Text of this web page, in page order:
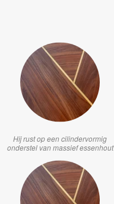
Hij rust op een cilindervormig
onderstel van massief essenhout